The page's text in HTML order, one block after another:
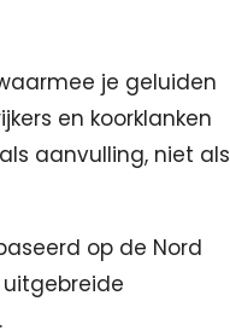
je geluiden
en koorklanken
aanvulling, niet als
op de Nord